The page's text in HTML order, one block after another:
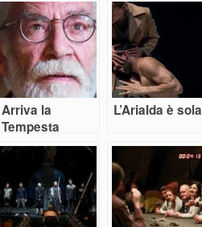
Arriva la
Tempesta
L’Arialda è sola